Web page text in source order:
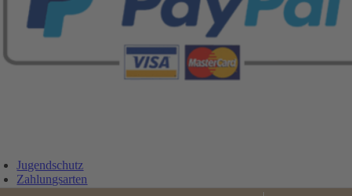
Jugendschutz
Zahlungsarten